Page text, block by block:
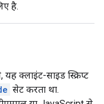
है.
क्लाइंट-साइड स्क्रिप्ट
सेट करता था.